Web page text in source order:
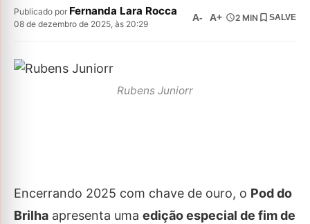
Publicado por Fernanda Lara Rocca
08 de dezembro de 2025, às 20:29
A- A+ 2 MIN SALVE
Rubens Juniorr
Encerrando 2025 com chave de ouro, o Pod do
Brilha apresenta uma edição especial de fim de